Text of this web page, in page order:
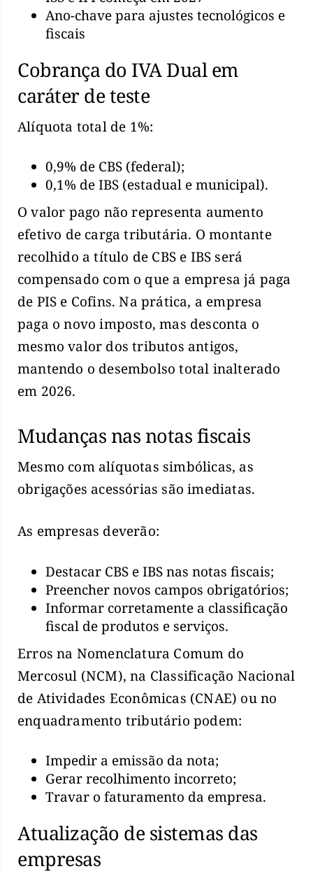
Ano-chave para ajustes tecnológicos e
fiscais
Cobrança do IVA Dual em
caráter de teste
Alíquota total de 1%:
0,9% de CBS (federal);
0,1% de IBS (estadual e municipal).
O valor pago não representa aumento
efetivo de carga tributária. O montante
recolhido a título de CBS e IBS será
compensado com o que a empresa já paga
de PIS e Cofins. Na prática, a empresa
paga o novo imposto, mas desconta o
mesmo valor dos tributos antigos,
mantendo o desembolso total inalterado
em 2026.
Mudanças nas notas fiscais
Mesmo com alíquotas simbólicas, as
obrigações acessórias são imediatas.
As empresas deverão:
Destacar CBS e IBS nas notas fiscais;
Preencher novos campos obrigatórios;
Informar corretamente a classificação
fiscal de produtos e serviços.
Erros na Nomenclatura Comum do
Mercosul (NCM), na Classificação Nacional
de Atividades Econômicas (CNAE) ou no
enquadramento tributário podem:
Impedir a emissão da nota;
Gerar recolhimento incorreto;
Travar o faturamento da empresa.
Atualização de sistemas das
empresas